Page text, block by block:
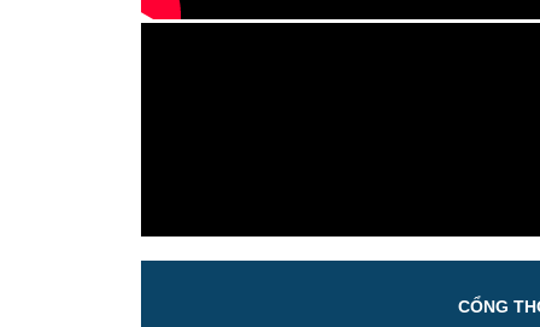
CỔNG